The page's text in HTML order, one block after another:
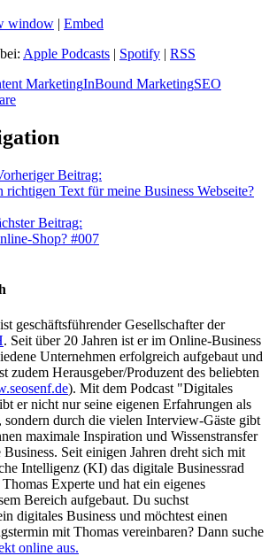
window | Embed
Apple Podcasts | Spotify | RSS
MarketingInBound MarketingSEO
Beitrag:
richtigen Text für meine Business Webseite?
Beitrag:
Shop? #007
geschäftsführender Gesellschafter der
. Seit über 20 Jahren ist er im Online-Business
Unternehmen erfolgreich aufgebaut und
zudem Herausgeber/Produzent des beliebten
). Mit dem Podcast "Digitales
er nicht nur seine eigenen Erfahrungen als
sondern durch die vielen Interview-Gäste gibt
maximale Inspiration und Wissenstransfer
Seit einigen Jahren dreht sich mit
Intelligenz (KI) das digitale Businessrad
Experte und hat ein eigenes
Bereich aufgebaut. Du suchst
digitales Business und möchtest einen
mit Thomas vereinbaren? Dann suche
online aus.